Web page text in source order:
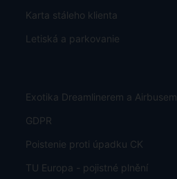
Karta stáleho klienta
Letiská a parkovanie
Exotika Dreamlinerem a Airbusem
GDPR
Poistenie proti úpadku CK
TU Europa - pojistné plnění